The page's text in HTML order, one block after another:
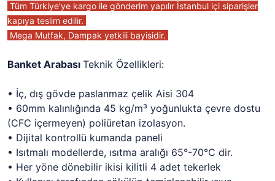
Tüm Türkiye'ye kargo ile gönderim yapılır İstanbul içi siparişler
kapıya teslim edilir.
Mega Mutfak, Dampak yetkili bayisidir.
Banket Arabası Teknik Özellikleri:
• İç, dış gövde paslanmaz çelik Aisi 304
• 60mm kalınlığında 45 kg/m³ yoğunlukta çevre dostu
(CFC içermeyen) poliüretan izolasyon.
• Dijital kontrollü kumanda paneli
• Isıtmalı modellerde, ısıtma aralığı 65°-70°C dir.
• Her yöne dönebilir ikisi kilitli 4 adet tekerlek